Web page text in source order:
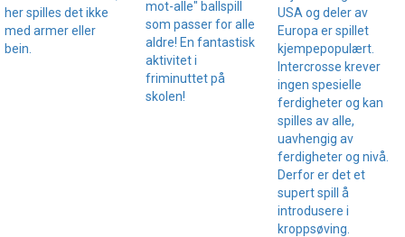
her spilles det ikke
med armer eller
bein.
mot-alle" ballspill
som passer for alle
aldre! En fantastisk
aktivitet i
friminuttet på
skolen!
USA og deler av
Europa er spillet
kjempepopulært.
Intercrosse krever
ingen spesielle
ferdigheter og kan
spilles av alle,
uavhengig av
ferdigheter og nivå.
Derfor er det et
supert spill å
introdusere i
kroppsøving.